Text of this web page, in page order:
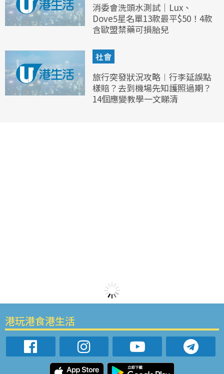
消委會洗頭水測試｜Lux、
Dove5星名單13款最平$50！4款
含歐盟禁藥可損胎兒
社會
旅行突發狀況攻略︱行李延誤點
樣賠？去到機場先知護照過期？
14個應變教學一文睇清
港玩港食港生活